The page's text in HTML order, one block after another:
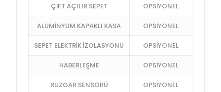
ÇİFT AÇILIR SEPET OPSİYONEL
ALÜMİNYUM KAPAKLI KASA OPSİYONEL
SEPET ELEKTRİK İZOLASYONU OPSİYONEL
HABERLEŞME OPSİYONEL
RÜZGAR SENSÖRÜ OPSİYONEL